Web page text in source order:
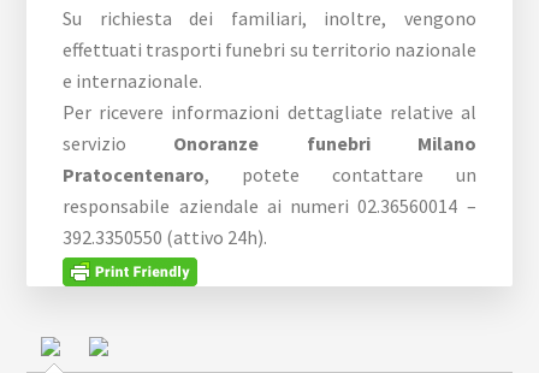
Su richiesta dei familiari, inoltre, vengono
effettuati trasporti funebri su territorio nazionale
e internazionale.
Per ricevere informazioni dettagliate relative al
servizio Onoranze funebri Milano
Pratocentenaro, potete contattare un
responsabile aziendale ai numeri 02.36560014 –
392.3350550 (attivo 24h).